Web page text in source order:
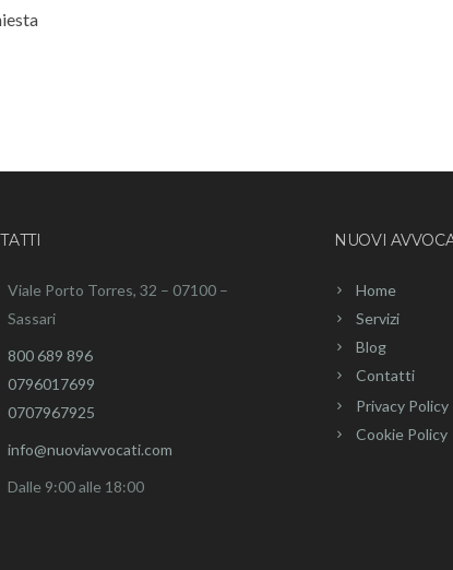
Viale Porto Torres, 32 – 07100 –
Sassari
800 689 896
0796017699
0707967925
info@nuoviavvocati.com
Dalle 9:00 alle 18:00
NUOVI
Home
Servizi
Blog
Contatti
Privacy Policy
Cookie Policy